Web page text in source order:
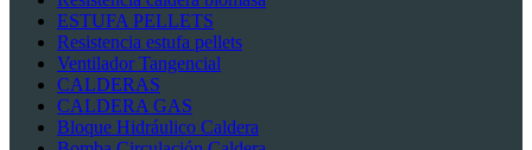
ESTUFA PELLETS
Resistencia estufa pellets
Ventilador Tangencial
CALDERAS
CALDERA GAS
Bloque Hidráulico Caldera